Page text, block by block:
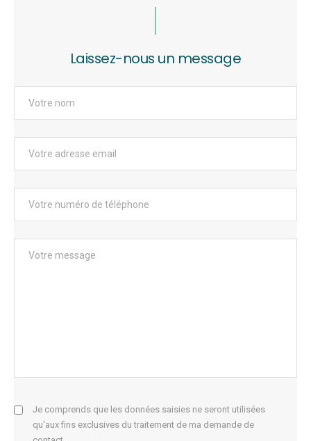
Laissez-nous un message
Je comprends que les données saisies ne seront utilisées
qu'aux fins exclusives du traitement de ma demande de